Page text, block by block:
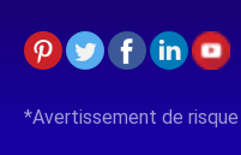
*Avertissement de risque